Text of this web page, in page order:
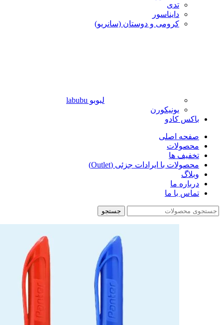
تدی
دایناسور
کرومی و دوستان (سانریو)
لبوبو labubu
یونیکورن
باکس کادو
صفحه اصلی
محصولات
تخفیف ها
محصولات با ایرادات جزئی (Outlet)
وبلاگ
درباره ما
تماس با ما
جستجو